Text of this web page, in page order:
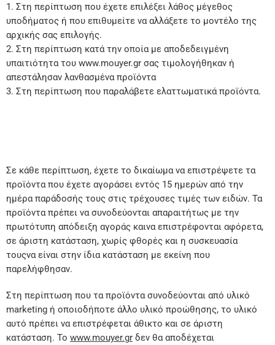
Στη περίπτωση που έχετε επιλέξει λάθος μέγεθος
υποδήματος ή που επιθυμείτε να αλλάξετε το μοντέλο της
αρχικής σας επιλογής.
Στη περίπτωση κατά την οποία με αποδεδειγμένη
υπαιτιότητα του www.mouyer.gr σας τιμολογήθηκαν ή
απεστάλησαν λανθασμένα προϊόντα
Στη περίπτωση που παραλάβετε ελαττωματικά προϊόντα.
Σε κάθε περίπτωση, έχετε το δικαίωμα να επιστρέψετε τα
προϊόντα που έχετε αγοράσει εντός 15 ημερών από την
ημέρα παράδοσής τους στις τρέχουσες τιμές των ειδών. Τα
προϊόντα πρέπει να συνοδεύονται απαραιτήτως με την
πρωτότυπη απόδειξη αγοράς καινα επιστρέφονται αφόρετα,
σε άριστη κατάσταση, χωρίς φθορές και η συσκευασία
τουςνα είναι στην ίδια κατάσταση με εκείνη που
παρελήφθησαν.
Στη περίπτωση που τα προϊόντα συνοδεύονται από υλικό
marketing ή οποιοδήποτε άλλο υλικό προώθησης, το υλικό
αυτό πρέπει να επιστρέφεται άθικτο και σε άριστη
κατάσταση. Το www.mouyer.gr δεν θα αποδέχεται